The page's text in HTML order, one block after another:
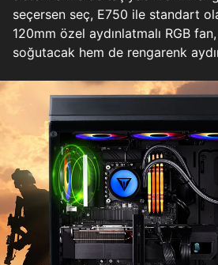
seçersen seç, E750 ile standart
120mm özel aydınlatmalı RGB
soğutacak hem de rengarenk